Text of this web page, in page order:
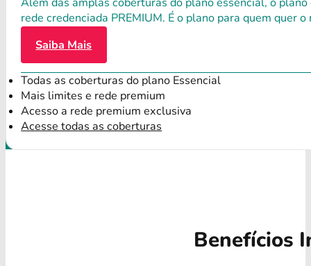
rede credenciada PREMIUM. É o plano para quem quer
Saiba Mais
Todas as coberturas do plano Essencial
Mais limites e rede premium
Acesso a rede premium exclusiva
Acesse todas as coberturas
Benefícios